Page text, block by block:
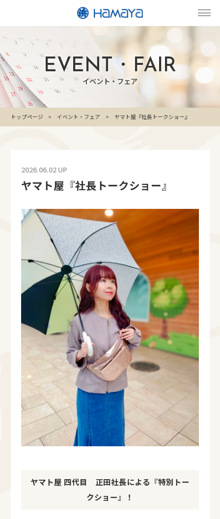
EVENT・FAIR
イベント・フェア
トップページ イベント・フェア ヤマト屋『社長トークショー』
2026.06.02 UP
ヤマト屋『社長トークショー』
ヤマト屋 四代目 正田社長による『特別トー
クショー』！